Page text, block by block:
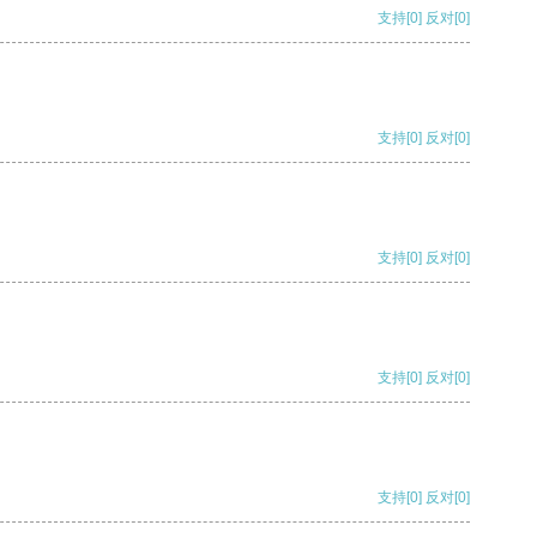
支持[0] 反对[0]
支持[0] 反对[0]
支持[0] 反对[0]
支持[0] 反对[0]
支持[0] 反对[0]